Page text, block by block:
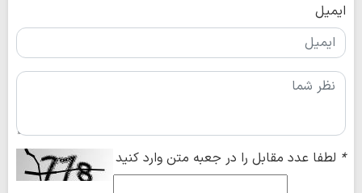
ایمیل
* لطفا عدد مقابل را در جعبه متن وارد کنید